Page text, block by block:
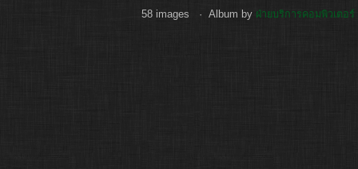
58 images · Album by ฝ่ายบริการคอมพิวเตอร์